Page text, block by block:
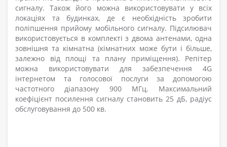
сигналу. Також його можна використовувати у всіх
локаціях та будинках, де є необхідність зробити
поліпшення прийому мобільного сигналу. Підсилювач
використовується в комплекті з двома антенами, одна
зовнішня та кімнатна (кімнатних може бути і більше,
залежно від площі та плану приміщення). Репітер
можна використовувати для забезпечення 4G
інтернетом та голосової послуги за допомогою
частотного діапазону 900 МГц. Максимальний
коефіцієнт посилення сигналу становить 25 дБ, радіус
обслуговування до 500 кв.